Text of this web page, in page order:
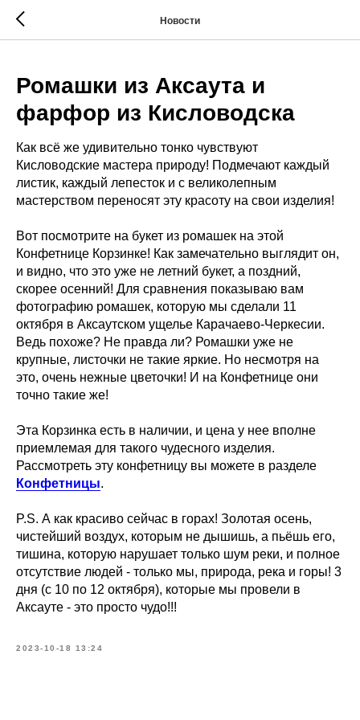
Новости
Ромашки из Аксаута и
фарфор из Кисловодска
Как всё же удивительно тонко чувствуют
Кисловодские мастера природу! Подмечают каждый
листик, каждый лепесток и с великолепным
мастерством переносят эту красоту на свои изделия!
Вот посмотрите на букет из ромашек на этой
Конфетнице Корзинке! Как замечательно выглядит он,
и видно, что это уже не летний букет, а поздний,
скорее осенний! Для сравнения показываю вам
фотографию ромашек, которую мы сделали 11
октября в Аксаутском ущелье Карачаево-Черкесии.
Ведь похоже? Не правда ли? Ромашки уже не
крупные, листочки не такие яркие. Но несмотря на
это, очень нежные цветочки! И на Конфетнице они
точно такие же!
Эта Корзинка есть в наличии, и цена у нее вполне
приемлемая для такого чудесного изделия.
Рассмотреть эту конфетницу вы можете в разделе
Конфетницы.
P.S. А как красиво сейчас в горах! Золотая осень,
чистейший воздух, которым не дышишь, а пьёшь его,
тишина, которую нарушает только шум реки, и полное
отсутствие людей - только мы, природа, река и горы! 3
дня (с 10 по 12 октября), которые мы провели в
Аксауте - это просто чудо!!!
2023-10-18 13:24